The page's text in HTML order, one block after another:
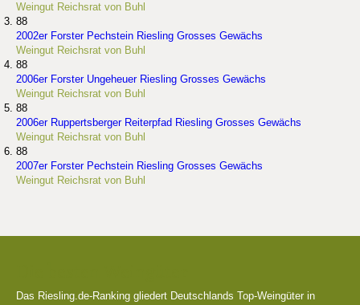
Weingut Reichsrat von Buhl
88
2002er Forster Pechstein Riesling Grosses Gewächs
Weingut Reichsrat von Buhl
88
2006er Forster Ungeheuer Riesling Grosses Gewächs
Weingut Reichsrat von Buhl
88
2006er Ruppertsberger Reiterpfad Riesling Grosses Gewächs
Weingut Reichsrat von Buhl
88
2007er Forster Pechstein Riesling Grosses Gewächs
Weingut Reichsrat von Buhl
Das Riesling.de-Ranking gliedert Deutschlands Top-Weingüter in